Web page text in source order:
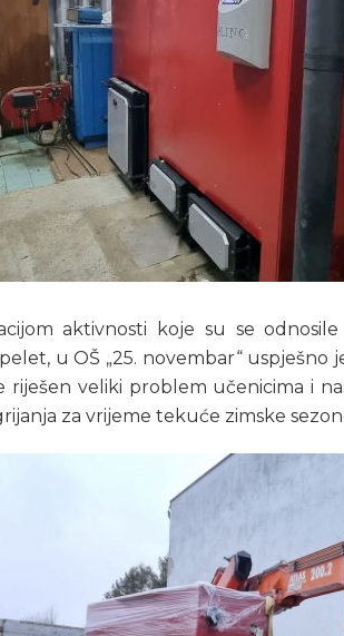
aktivnosti koje su se
u OŠ „25. novembar“
riješen veliki problem učenicima i
za vrijeme tekuće zimske